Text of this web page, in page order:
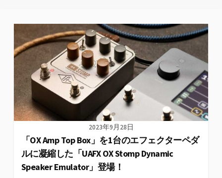
2023年9月28日
「OX Amp Top Box」を1台のエフェクターペダ
ルに凝縮した「UAFX OX Stomp Dynamic
Speaker Emulator」登場！